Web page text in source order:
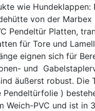
wie Hundeklappen:
von der Marbex
Pendeltür Platten,
für Tore und
eignen sich für
und
äußerst robust. Die
Pendeltürfolie )
Weich-PVC und ist in